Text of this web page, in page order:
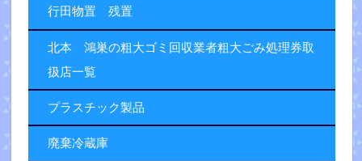
行田物置 残置
北本 鴻巣の粗大ゴミ回収業者粗大ごみ処理券取
扱店一覧
プラスチック製品
廃棄冷蔵庫